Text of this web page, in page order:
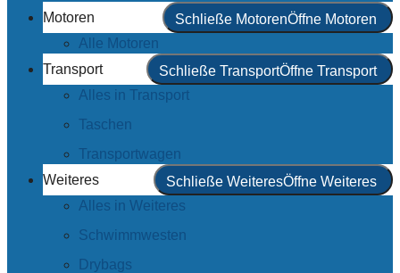
Motoren
Schließe MotorenÖffne Motoren
Alle Motoren
Transport
Schließe TransportÖffne Transport
Alles in Transport
Taschen
Transportwagen
Weiteres
Schließe WeiteresÖffne Weiteres
Alles in Weiteres
Schwimmwesten
Drybags